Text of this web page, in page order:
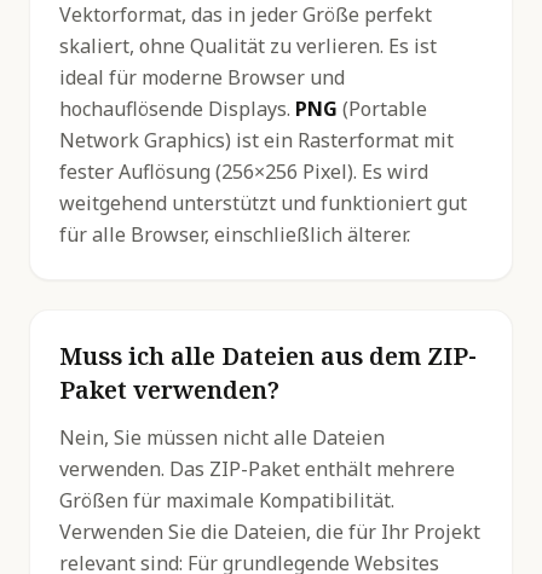
Vektorformat, das in jeder Größe perfekt
skaliert, ohne Qualität zu verlieren. Es ist
ideal für moderne Browser und
hochauflösende Displays. PNG (Portable
Network Graphics) ist ein Rasterformat mit
fester Auflösung (256×256 Pixel). Es wird
weitgehend unterstützt und funktioniert gut
für alle Browser, einschließlich älterer.
Muss ich alle Dateien aus dem ZIP-
Paket verwenden?
Nein, Sie müssen nicht alle Dateien
verwenden. Das ZIP-Paket enthält mehrere
Größen für maximale Kompatibilität.
Verwenden Sie die Dateien, die für Ihr Projekt
relevant sind: Für grundlegende Websites